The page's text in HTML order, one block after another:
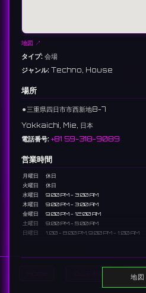
イベ
地図 ↗
タイプ: 会場
ジャンル: Techno, House
場所
⚫︎三重県四日市市西新地8-7
Yokkaichi, Mie, 日本
電話番号: +81 59-318-9089
営業時間
月曜日
休日
火曜日
休日
水曜日
9:00 PM - 3:00 AM
木曜日
9:00 PM - 3:00 AM
金曜日
9:00 PM - 12:00 AM
土曜日
9:00 PM - 5:00 AM
日曜日
1:00 - 8:00 PM, 9:00 PM - 1:00 AM
三重県四日市市の中心部に位置する老舗
を中心に、地元アーティストの交流の場
地図